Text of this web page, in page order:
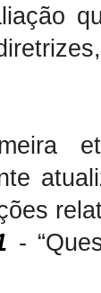
-